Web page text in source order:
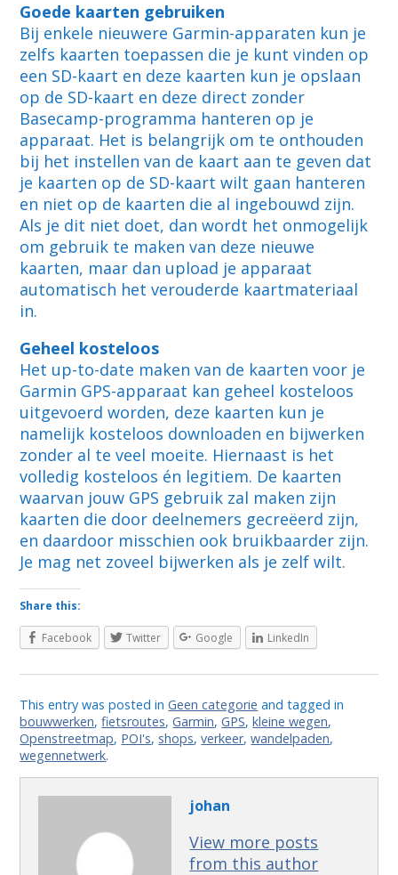
Goede kaarten gebruiken
Bij enkele nieuwere Garmin-apparaten kun je
zelfs kaarten toepassen die je kunt vinden op
een SD-kaart en deze kaarten kun je opslaan
op de SD-kaart en deze direct zonder
Basecamp-programma hanteren op je
apparaat. Het is belangrijk om te onthouden
bij het instellen van de kaart aan te geven dat
je kaarten op de SD-kaart wilt gaan hanteren
en niet op de kaarten die al ingebouwd zijn.
Als je dit niet doet, dan wordt het onmogelijk
om gebruik te maken van deze nieuwe
kaarten, maar dan upload je apparaat
automatisch het verouderde kaartmateriaal
in.
Geheel kosteloos
Het up-to-date maken van de kaarten voor je
Garmin GPS-apparaat kan geheel kosteloos
uitgevoerd worden, deze kaarten kun je
namelijk kosteloos downloaden en bijwerken
zonder al te veel moeite. Hiernaast is het
volledig kosteloos én legitiem. De kaarten
waarvan jouw GPS gebruik zal maken zijn
kaarten die door deelnemers gecreëerd zijn,
en daardoor misschien ook bruikbaarder zijn.
Je mag net zoveel bijwerken als je zelf wilt.
Share this:
Facebook Twitter Google LinkedIn
This entry was posted inGeen categorie and tagged in
bouwwerken,fietsroutes,Garmin,GPS,kleine wegen,
Openstreetmap, POI's, shops,verkeer,wandelpaden,
wegennetwerk.
johan
View more posts
from this author